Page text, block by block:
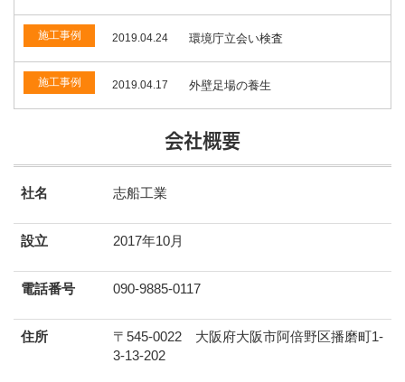
施工事例 2019.04.24 環境庁立会い検査
施工事例 2019.04.17 外壁足場の養生
会社概要
社名 志船工業
設立 2017年10月
電話番号 090-9885-0117
住所
〒545-0022 大阪府大阪市阿倍野区播磨町1-
3-13-202